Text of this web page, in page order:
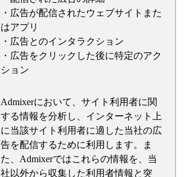
・広告が配信されたウェブサイトまた
はアプリ
・広告とのインタラクション
・広告をクリックした後に特定のアク
ション
Admixerにおいて、サイト利用者に関
する情報を分析し、インターネット上
に当該サイト利用者に適した当社の広
告を配信するために利用します。ま
た、Admixerではこれらの情報を、当
社以外から収集した利用者情報と突